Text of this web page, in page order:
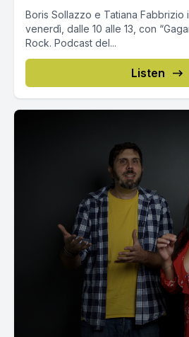
Boris Sollazzo e Tatiana Fabbrizio
venerdì, dalle 10 alle 13, con
Rock. Podcast del...
Listen